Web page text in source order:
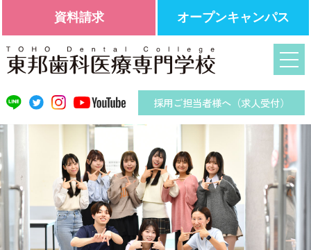
採用ご担当者様へ（求人受付）
資料請求 オープンキャンパス